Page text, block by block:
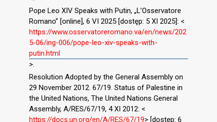
Pope Leo XIV Speaks with Putin, „L’Osservatore
Romano” [online], 6 VI 2025 [dostęp: 5 XI 2025]: <
https://www.osservatoreromano.va/en/news/202
5-06/ing-006/pope-leo-xiv-speaks-with-
putin.html
>.
Resolution Adopted by the General Assembly on
29 November 2012. 67/19. Status of Palestine in
the United Nations, The United Nations General
Assembly, A/RES/67/19, 4 XI 2012: <
https://docs.un.org/en/A/RES/67/19> [dostęp: 6